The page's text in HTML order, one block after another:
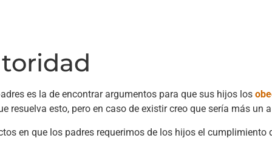
es la de encontrar argumentos para que sus hijos los
resuelva esto, pero en caso de existir creo que sería más un
en que los padres requerimos de los hijos el